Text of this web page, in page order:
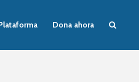
Dona ahora